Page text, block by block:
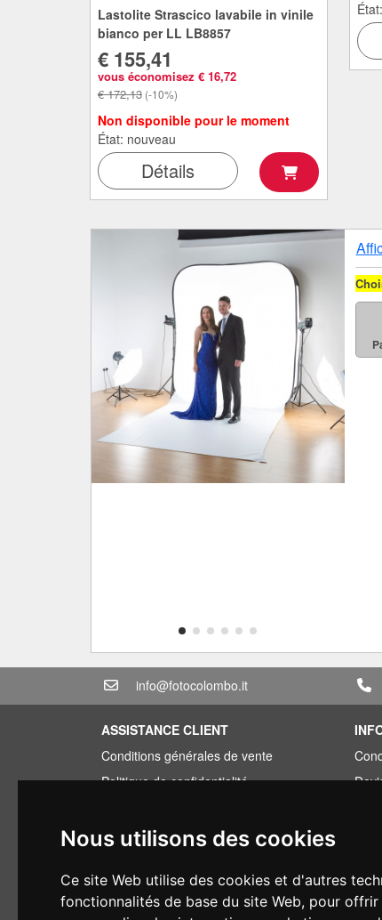
Nous utilisons des cookies
Ce site Web utilise des cookies et d'autres
fonctionnalités de base du site Web, pour offrir
Lastolite Strascico lavabile in vinile
bianco per LL LB8857
€ 155,41
vous économisez € 16,72
€ 172,13 (-10%)
Non disponible pour le moment
État: nouveau
Détails
info@fotocolombo.it
ASSISTANCE CLIENT
Conditions générales de vente
Politique de confidentialité
Conditions de garantie
Droit de rétractation
Application de la TVA